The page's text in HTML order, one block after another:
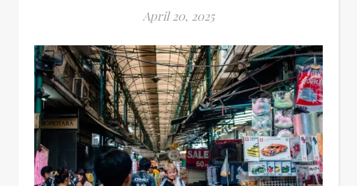
April 20, 2025